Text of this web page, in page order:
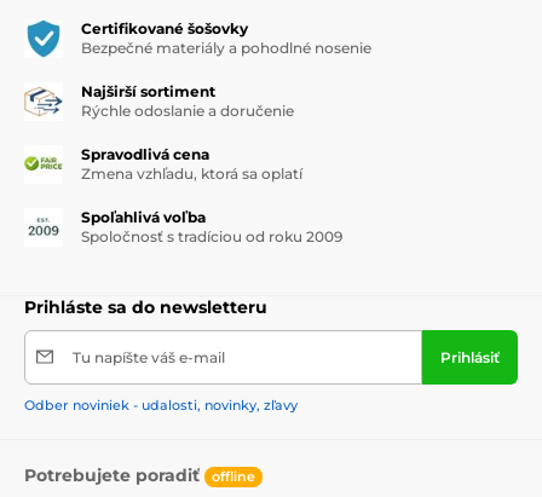
Certifikované šošovky
Bezpečné materiály a pohodlné nosenie
Najširší sortiment
Rýchle odoslanie a doručenie
Spravodlivá cena
Zmena vzhľadu, ktorá sa oplatí
Spoľahlivá voľba
Spoločnosť s tradíciou od roku 2009
Prihláste sa do newsletteru
Tu napíšte váš e-mail Prihlásiť
Odber noviniek - udalosti, novinky, zľavy
Potrebujete poradiť offline